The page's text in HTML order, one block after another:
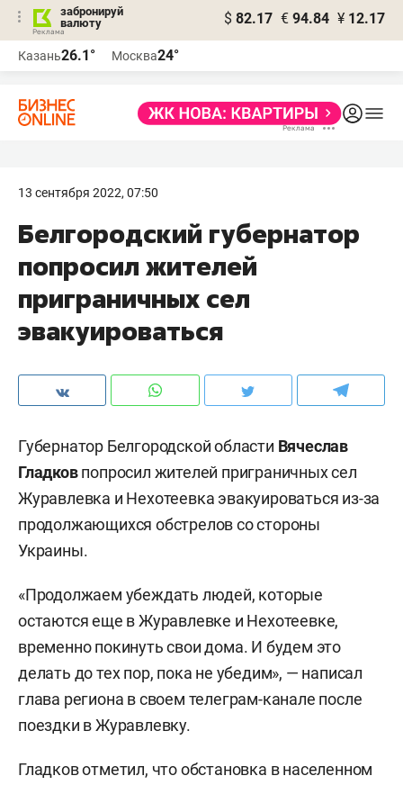
забронируй
валюту
$ 82.17 € 94.84 ¥ 12.17
Казань26.1° Москва24°
13 сентября 2022, 07:50
Белгородский губернатор
попросил жителей
приграничных сел
эвакуироваться
Губернатор Белгородской области Вячеслав
Гладковпопросил жителей приграничных сел
Журавлевка и Нехотеевка эвакуироваться из-за
продолжающихся обстрелов со стороны
Украины.
«Продолжаем убеждать людей, которые
остаются еще в Журавлевке и Нехотеевке,
временно покинуть свои дома. И будем это
делать до тех пор, пока не убедим», — написал
глава региона в своем телеграм-канале после
поездки в Журавлевку.
Гладков отметил, что обстановка в населенном